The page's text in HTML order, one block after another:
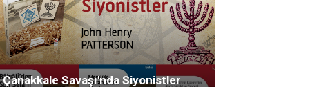
Çanakkale Savaşı'nda Siyonistler